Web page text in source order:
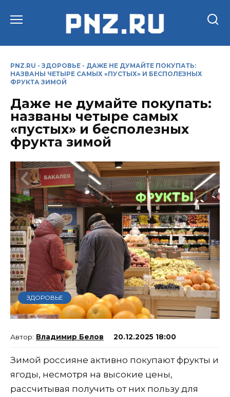
PNZ.RU - ЗДОРОВЬЕ - ДАЖЕ НЕ ДУМАЙТЕ ПОКУПАТЬ:
НАЗВАНЫ ЧЕТЫРЕ САМЫХ «ПУСТЫХ» И БЕСПОЛЕЗНЫХ
ФРУКТА ЗИМОЙ
Даже не думайте покупать:
названы четыре самых
«пустых» и бесполезных
фрукта зимой
ЗДОРОВЬЕ
Владимир Белов 20.12.2025 18:00
Зимой россияне активно покупают фрукты и
ягоды, несмотря на высокие цены,
рассчитывая получить от них пользу для